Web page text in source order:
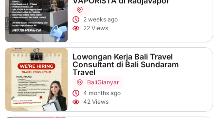
2 weeks ago
22 Views
Lowongan Kerja Bali Travel
Consultant di Bali Sundaram
Travel
BaliGianyar
4 months ago
42 Views